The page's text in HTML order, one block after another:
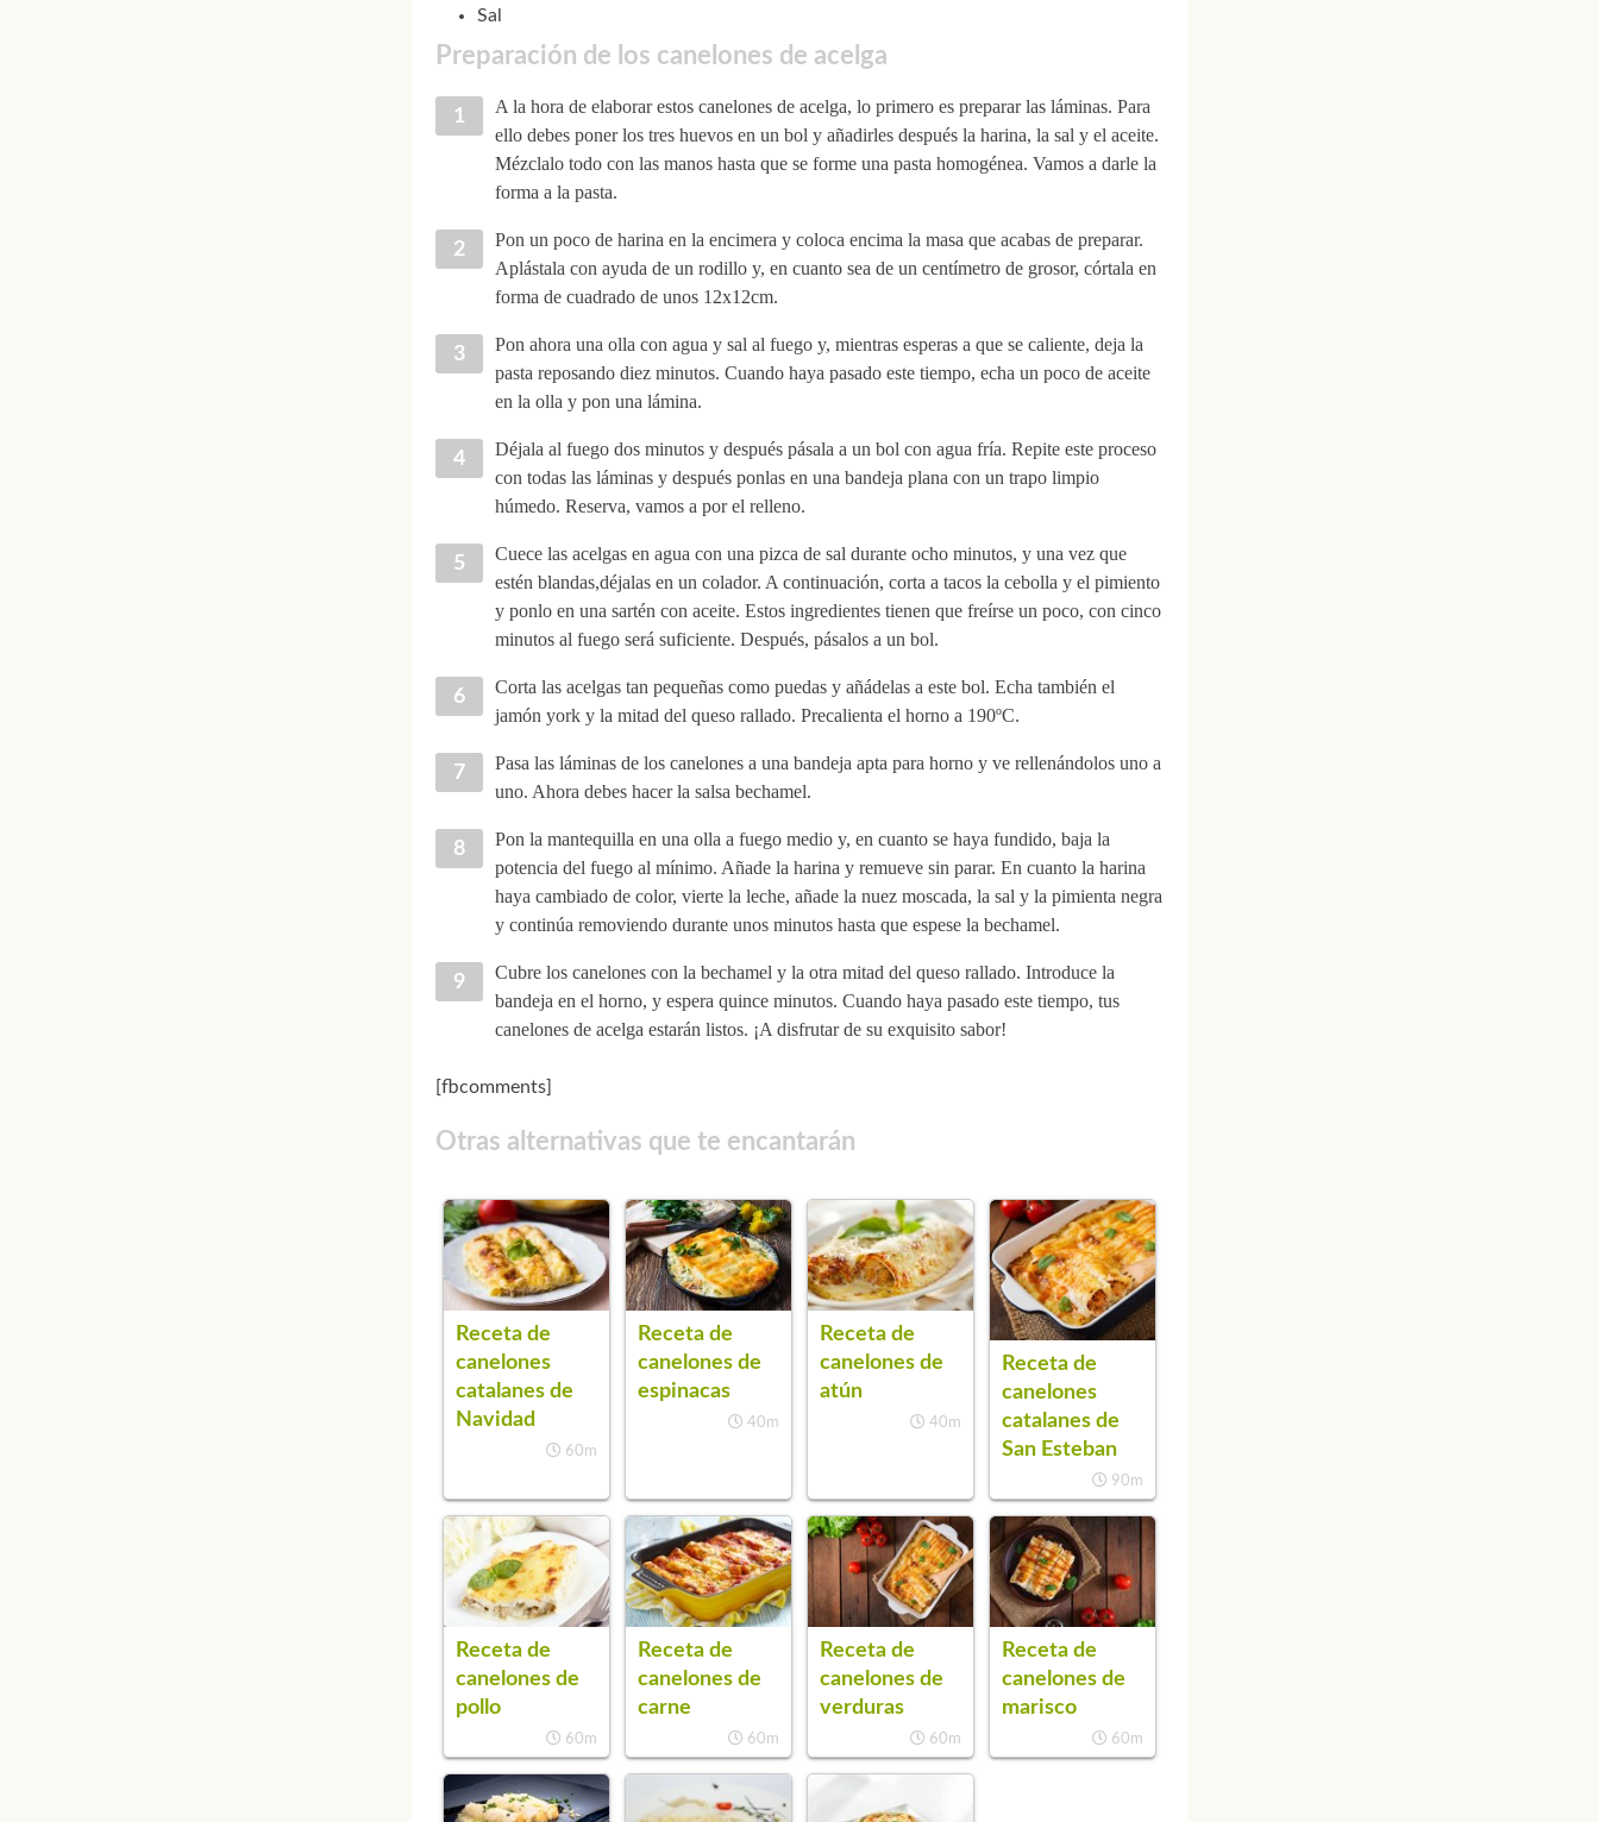
Sal
Preparación de los canelones de acelga
A la hora de elaborar estos canelones de acelga, lo primero es preparar las láminas. Para
ello debes poner los tres huevos en un bol y añadirles después la harina, la sal y el aceite.
Mézclalo todo con las manos hasta que se forme una pasta homogénea. Vamos a darle la
forma a la pasta.
Pon un poco de harina en la encimera y coloca encima la masa que acabas de preparar.
Aplástala con ayuda de un rodillo y, en cuanto sea de un centímetro de grosor, córtala en
forma de cuadrado de unos 12x12cm.
Pon ahora una olla con agua y sal al fuego y, mientras esperas a que se caliente, deja la
pasta reposando diez minutos. Cuando haya pasado este tiempo, echa un poco de aceite
en la olla y pon una lámina.
Déjala al fuego dos minutos y después pásala a un bol con agua fría. Repite este proceso
con todas las láminas y después ponlas en una bandeja plana con un trapo limpio
húmedo. Reserva, vamos a por el relleno.
Cuece las acelgas en agua con una pizca de sal durante ocho minutos, y una vez que
estén blandas,déjalas en un colador. A continuación, corta a tacos la cebolla y el pimiento
y ponlo en una sartén con aceite. Estos ingredientes tienen que freírse un poco, con cinco
minutos al fuego será suficiente. Después, pásalos a un bol.
Corta las acelgas tan pequeñas como puedas y añádelas a este bol. Echa también el
jamón york y la mitad del queso rallado. Precalienta el horno a 190ºC.
Pasa las láminas de los canelones a una bandeja apta para horno y ve rellenándolos uno a
uno. Ahora debes hacer la salsa bechamel.
Pon la mantequilla en una olla a fuego medio y, en cuanto se haya fundido, baja la
potencia del fuego al mínimo. Añade la harina y remueve sin parar. En cuanto la harina
haya cambiado de color, vierte la leche, añade la nuez moscada, la sal y la pimienta negra
y continúa removiendo durante unos minutos hasta que espese la bechamel.
Cubre los canelones con la bechamel y la otra mitad del queso rallado. Introduce la
bandeja en el horno, y espera quince minutos. Cuando haya pasado este tiempo, tus
canelones de acelga estarán listos. ¡A disfrutar de su exquisito sabor!
[fbcomments]
Otras alternativas que te encantarán
Receta de
canelones
catalanes de
Navidad
60m
Receta de
canelones de
espinacas
40m
Receta de
canelones de
atún
40m
Receta de
canelones
catalanes de
San Esteban
90m
Receta de
canelones de
pollo
60m
Receta de
canelones de
carne
60m
Receta de
canelones de
verduras
60m
Receta de
canelones de
marisco
60m